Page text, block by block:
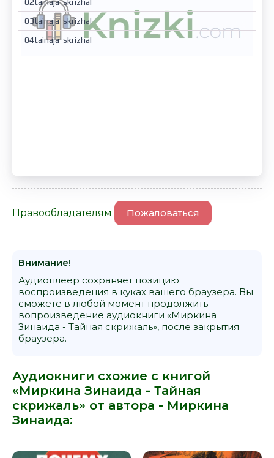
03tainaja-skrizhal
04tainaja-skrizhal
Правообладателям Пожаловаться
Внимание!
Аудиоплеер сохраняет позицию
воспроизведения в куках вашего браузера. Вы
сможете в любой момент продолжить
вопроизведение аудиокниги «Миркина
Зинаида - Тайная скрижаль», после закрытия
браузера.
Аудиокниги схожие с книгой
«Миркина Зинаида - Тайная
скрижаль» от автора - Миркина
Зинаида: